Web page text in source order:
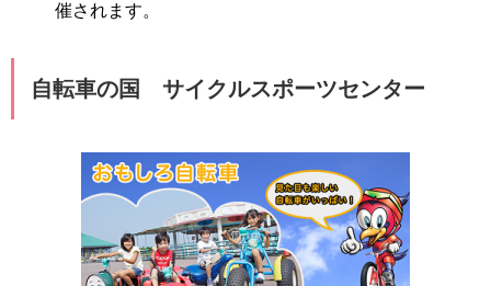
催されます。
自転車の国 サイクルスポーツセンター